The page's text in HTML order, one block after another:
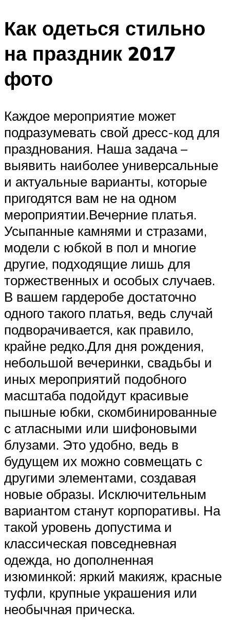
Как одеться стильно
на праздник 2017
фото
Каждое мероприятие может
подразумевать свой дресс-код для
празднования. Наша задача –
выявить наиболее универсальные
и актуальные варианты, которые
пригодятся вам не на одном
мероприятии.Вечерние платья.
Усыпанные камнями и стразами,
модели с юбкой в пол и многие
другие, подходящие лишь для
торжественных и особых случаев.
В вашем гардеробе достаточно
одного такого платья, ведь случай
подворачивается, как правило,
крайне редко.Для дня рождения,
небольшой вечеринки, свадьбы и
иных мероприятий подобного
масштаба подойдут красивые
пышные юбки, скомбинированные
с атласными или шифоновыми
блузами. Это удобно, ведь в
будущем их можно совмещать с
другими элементами, создавая
новые образы. Исключительным
вариантом станут корпоративы. На
такой уровень допустима и
классическая повседневная
одежда, но дополненная
изюминкой: яркий макияж, красные
туфли, крупные украшения или
необычная прическа.